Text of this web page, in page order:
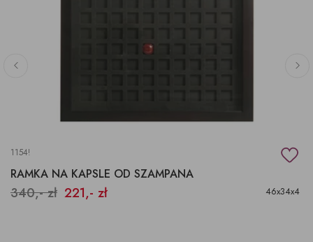
1154!
RAMKA NA KAPSLE OD SZAMPANA
340,- zł 221,- zł 46x34x4